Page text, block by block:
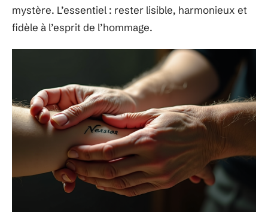
mystère. L’essentiel : rester lisible, harmonieux et
fidèle à l’esprit de l’hommage.